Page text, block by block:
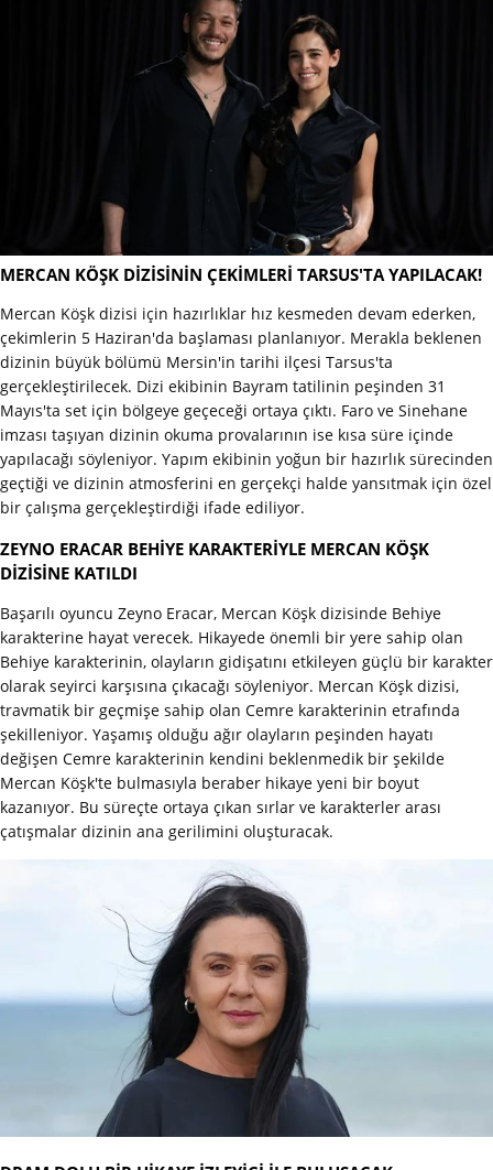
MERCAN KÖŞK DİZİSİNİN ÇEKİMLERİ TARSUS'TA YAPILACAK!
Mercan Köşk dizisi için hazırlıklar hız kesmeden devam ederken,
çekimlerin 5 Haziran'da başlaması planlanıyor. Merakla beklenen
dizinin büyük bölümü Mersin'in tarihi ilçesi Tarsus'ta
gerçekleştirilecek. Dizi ekibinin Bayram tatilinin peşinden 31
Mayıs'ta set için bölgeye geçeceği ortaya çıktı. Faro ve Sinehane
imzası taşıyan dizinin okuma provalarının ise kısa süre içinde
yapılacağı söyleniyor. Yapım ekibinin yoğun bir hazırlık sürecinden
geçtiği ve dizinin atmosferini en gerçekçi halde yansıtmak için özel
bir çalışma gerçekleştirdiği ifade ediliyor.
ZEYNO ERACAR BEHİYE KARAKTERİYLE MERCAN KÖŞK
DİZİSİNE KATILDI
Başarılı oyuncu Zeyno Eracar, Mercan Köşk dizisinde Behiye
karakterine hayat verecek. Hikayede önemli bir yere sahip olan
Behiye karakterinin, olayların gidişatını etkileyen güçlü bir karakter
olarak seyirci karşısına çıkacağı söyleniyor. Mercan Köşk dizisi,
travmatik bir geçmişe sahip olan Cemre karakterinin etrafında
şekilleniyor. Yaşamış olduğu ağır olayların peşinden hayatı
değişen Cemre karakterinin kendini beklenmedik bir şekilde
Mercan Köşk'te bulmasıyla beraber hikaye yeni bir boyut
kazanıyor. Bu süreçte ortaya çıkan sırlar ve karakterler arası
çatışmalar dizinin ana gerilimini oluşturacak.